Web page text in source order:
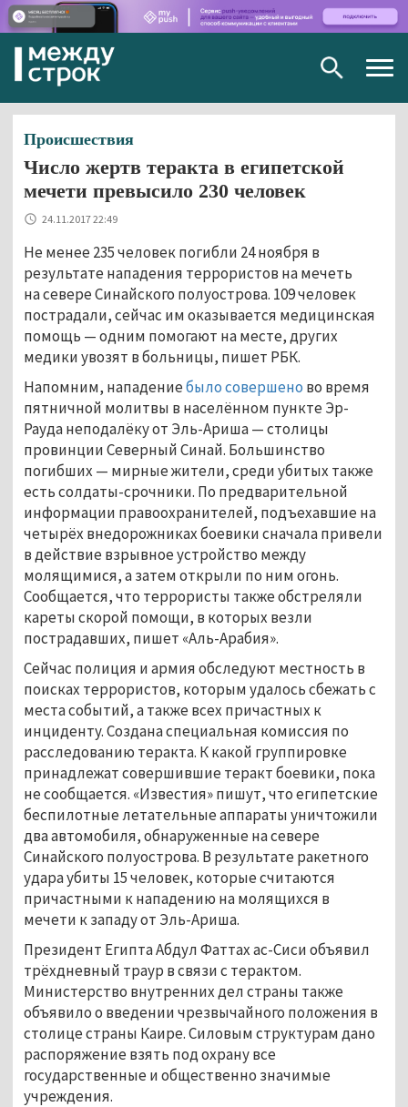
Происшествия
Число жертв теракта в египетской
мечети превысило 230 человек
24.11.2017 22:49
Не менее 235 человек погибли 24 ноября в
результате нападения террористов на мечеть
на севере Синайского полуострова. 109 человек
пострадали, сейчас им оказывается медицинская
помощь — одним помогают на месте, других
медики увозят в больницы, пишет РБК.
Напомним, нападениебыло совершено во время
пятничной молитвы в населённом пункте Эр-
Рауда неподалёку от Эль-Ариша — столицы
провинции Северный Синай. Большинство
погибших — мирные жители, среди убитых также
есть солдаты-срочники. По предварительной
информации правоохранителей, подъехавшие на
четырёх внедорожниках боевики сначала привели
в действие взрывное устройство между
молящимися, а затем открыли по ним огонь.
Сообщается, что террористы также обстреляли
кареты скорой помощи, в которых везли
пострадавших, пишет «Аль-Арабия».
Сейчас полиция и армия обследуют местность в
поисках террористов, которым удалось сбежать с
места событий, а также всех причастных к
инциденту. Создана специальная комиссия по
расследованию теракта. К какой группировке
принадлежат совершившие теракт боевики, пока
не сообщается. «Известия» пишут, что египетские
беспилотные летательные аппараты уничтожили
два автомобиля, обнаруженные на севере
Синайского полуострова. В результате ракетного
удара убиты 15 человек, которые считаются
причастными к нападению на молящихся в
мечети к западу от Эль-Ариша.
Президент Египта Абдул Фаттах аc-Сиси объявил
трёхдневный траур в связи с терактом.
Министерство внутренних дел страны также
объявило о введении чрезвычайного положения в
столице страны Каире. Силовым структурам дано
распоряжение взять под охрану все
государственные и общественно значимые
учреждения.